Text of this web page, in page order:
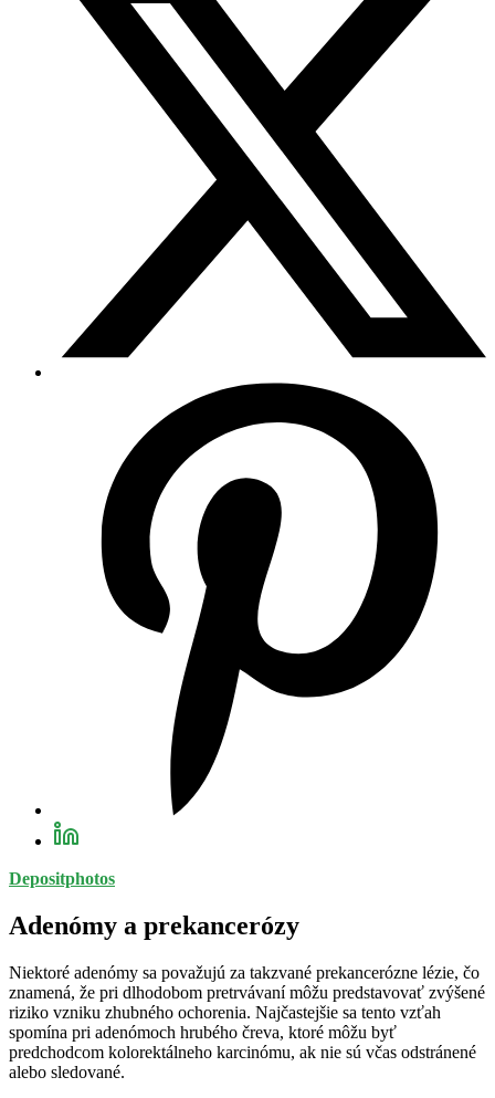
Depositphotos
Adenómy a prekancerózy
Niektoré adenómy sa považujú za takzvané prekancerózne lézie, čo
znamená, že pri dlhodobom pretrvávaní môžu predstavovať zvýšené
riziko vzniku zhubného ochorenia. Najčastejšie sa tento vzťah
spomína pri adenómoch hrubého čreva, ktoré môžu byť
predchodcom kolorektálneho karcinómu, ak nie sú včas odstránené
alebo sledované.